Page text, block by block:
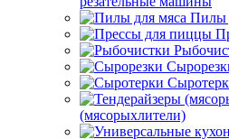
Пилы
(мясорыхлители)